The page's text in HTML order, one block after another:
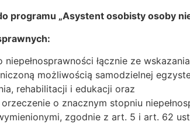
programu „Asystent osobisty osoby
łącznie ze
możliwością samodzielnej
rehabilitacji i edukacji oraz
o znacznym stopniu
zgodnie z art. 5 i art. 62